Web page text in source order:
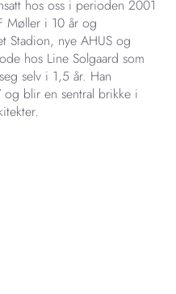
hos oss i perioden 2001
Møller i 10 år og
Stadion, nye AHUS og
hos Line Solgaard som
selv i 1,5 år. Han
og blir en sentral brikke i